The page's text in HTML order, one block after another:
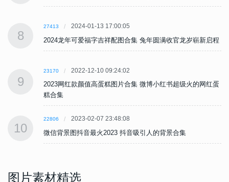
8
27413 2024-01-13 17:00:05
2024龙年可爱福字吉祥配图合集 兔年圆满收官龙岁崭新启程
9
23170 2022-12-10 09:24:02
2023网红款颜值高蛋糕图片合集 微博小红书超级火的网红蛋
糕合集
10
22806 2023-02-07 23:48:08
微信背景图抖音最火2023 抖音吸引人的背景合集
图片素材精选